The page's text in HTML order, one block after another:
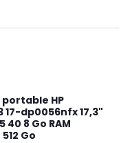
HP
17-dp0056nfx 17,3"
40 8 Go RAM
512 Go